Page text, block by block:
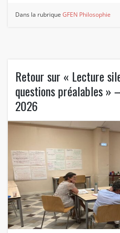
Dans la rubriqueGFEN Philosophie
Retour sur « Lecture
questions préalables »
2026